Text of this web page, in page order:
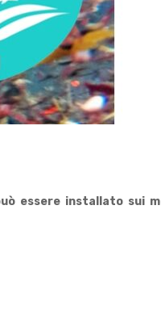
essere installato sui